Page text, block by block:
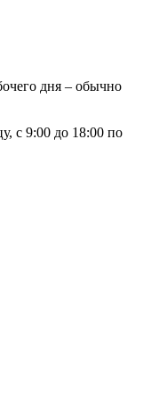
дня – обычно
с 9:00 до 18:00 по